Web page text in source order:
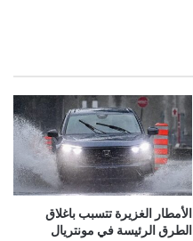
الأمطار الغزيرة تتسبب باغلاق
الطرق الرئيسة في مونتريال